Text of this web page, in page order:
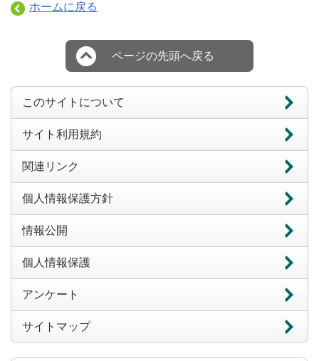
ホームに戻る
ページの先頭へ戻る
このサイトについて
サイト利用規約
関連リンク
個人情報保護方針
情報公開
個人情報保護
アンケート
サイトマップ